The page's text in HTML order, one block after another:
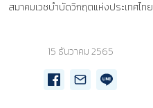
สมาคมเวชบำบัดวิกฤตแห่งประเทศไทย
15 ธันวาคม 2565